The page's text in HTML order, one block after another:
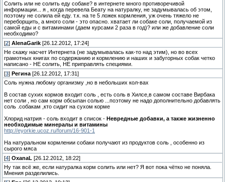
Солить или не солить еду собаке? в интернете много противоречивой
информации... я , когда перевела Беату на натуралку, не задумывалась об этом,
поэтому не солила ей еду. т.к. на те 5 ложек кормления, уж очень тяжело не
переборщить, а много соли - это опасно. хватает ли собаке соли, получаемой из
самой еды и с витаминами (даем курсами 2 раза в год)? или же добавление соли
необходимо?
[2] AlenaGarik [26.12.2012, 17:24]
Не скажу насчет Интернета (не задумывалась как-то над этим), но во всех
грамотных книгах по содержанию и кормлению и наших и забугорных собак четко
написано - НЕ солить, НЕ приправлять специями.
[3] Регина [26.12.2012, 17:31]
Соль нужна любому организму ,но в небольших кол-вах
В состав сухих кормов входит соль , есть соль в Хилсе,в самом составе Вирбака
нет соли , но сам корм обсыпан солью ...поэтому не надо дополнительно добавлять
соль .собакам ,кто сидит на сухом корме
Хлорид натрия - соль входит в список - Невредные добавки, а также жизненно
необходимые минералы и витамины
http://eyorkie.ucoz.ru/forum/16-901-1
На натуральном кормлении собаки получают из продуктов соль , особенно из
сырого мяса
[4] OxanaL [26.12.2012, 18:22]
Ну так всё же, если натуралка корм солить или нет? Я вот пока чётко не поняла.
Мнения разделились.